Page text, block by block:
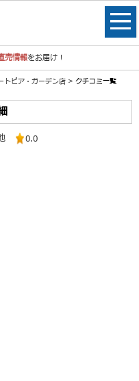
売情報をお届け！
トピア・ガーデン店 > クチコミ一覧
0.0